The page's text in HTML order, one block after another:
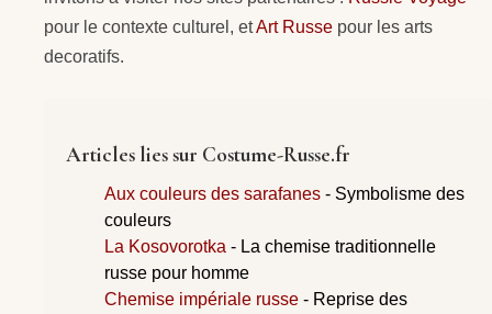
pour le contexte culturel, etArt Russe pour les arts
decoratifs.
Articles lies sur Costume-Russe.fr
Aux couleurs des sarafanes - Symbolisme des
couleurs
La Kosovorotka - La chemise traditionnelle
russe pour homme
Chemise impériale russe - Reprise des